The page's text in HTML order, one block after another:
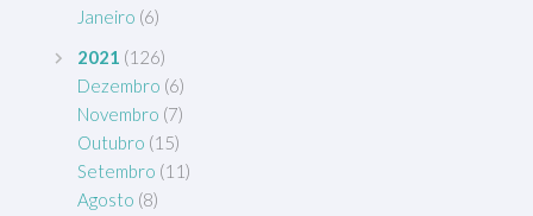
Janeiro (6)
2021 (126)
Dezembro (6)
Novembro (7)
Outubro (15)
Setembro (11)
Agosto (8)